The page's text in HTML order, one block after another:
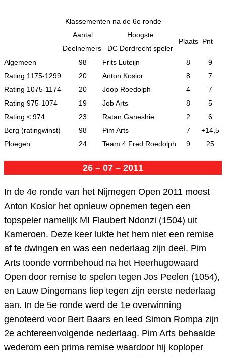
Klassementen na de 6e ronde
Aantal
Deelnemers
Hoogste
DC Dordrecht speler
Plaats Pnt
Algemeen 98 Frits Luteijn 8
9
Rating 1175-1299
20 Anton Kosior 8
7
Rating 1075-1174
20 Joop Roedolph 4
7
Rating 975-1074
19 Job Arts 8
5
Rating < 974
23 Ratan Ganeshie 2
6
Berg (ratingwinst)
98 Pim Arts 7
+14,5
Ploegen
24 Team 4 Fred Roedolph 9 25
26 – 07 – 2011
In de 4e ronde van het Nijmegen Open 2011 moest
Anton Kosior het opnieuw opnemen tegen een
topspeler namelijk MI Flaubert Ndonzi (1504) uit
Kameroen. Deze keer lukte het hem niet een remise
af te dwingen en was een nederlaag zijn deel. Pim
Arts toonde vormbehoud na het Heerhugowaard
Open door remise te spelen tegen Jos Peelen (1054),
en Lauw Dingemans liep tegen zijn eerste nederlaag
aan. In de 5e ronde werd de 1e overwinning
genoteerd voor Bert Baars en leed Simon Rompa zijn
2e achtereenvolgende nederlaag. Pim Arts behaalde
wederom een prima remise waardoor hij koploper